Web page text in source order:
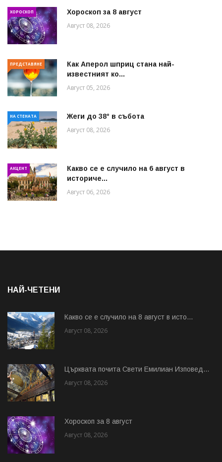
ХОРОСКОП Хороскоп за 8 август
Август 08, 2026
ПРЕДСТАВЯНЕ
Как Аперол шприц стана най-
известният ко...
Август 05, 2026
НА СТЕНАТА Жеги до 38° в събота
Август 08, 2026
АКЦЕНТ
Какво се е случило на 6 август в
историче...
Август 06, 2026
НАЙ-ЧЕТЕНИ
Какво се е случило на 8 август в исто...
Август 08, 2026
Църквата почита Свeти Емилиан Изповед...
Август 08, 2026
Хороскоп за 8 август
Август 08, 2026